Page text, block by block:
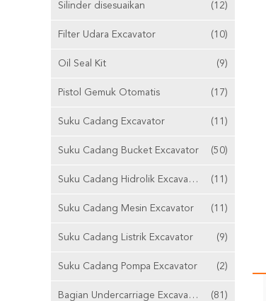
Silinder disesuaikan (12)
Filter Udara Excavator (10)
Oil Seal Kit (9)
Pistol Gemuk Otomatis (17)
Suku Cadang Excavator (11)
Suku Cadang Bucket Excavator (50)
Suku Cadang Hidrolik Excavator (11)
Suku Cadang Mesin Excavator (11)
Suku Cadang Listrik Excavator (9)
Suku Cadang Pompa Excavator (2)
Bagian Undercarriage Excavator (81)